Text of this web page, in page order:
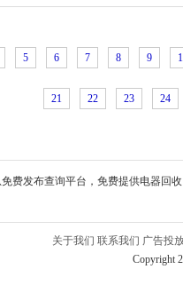
5 6 7 8 9
21 22 23 24
费发布查询平台，免费提供电器回
关于我们 联系我们 广告投
Copyright